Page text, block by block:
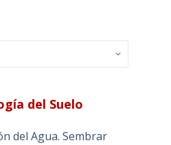
del Suelo
del Agua. Sembrar